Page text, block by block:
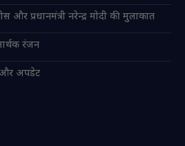
प्रधानमंत्री नरेन्द्र मोदी की मुलाकात
रंजन
और अपडेट